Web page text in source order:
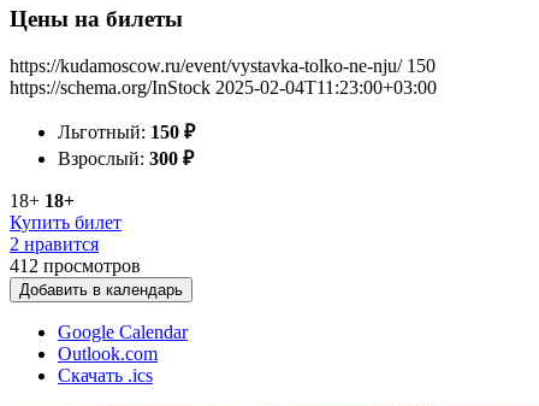
Цены на билеты
https://kudamoscow.ru/event/vystavka-tolko-ne-nju/ 150
https://schema.org/InStock 2025-02-04T11:23:00+03:00
Льготный: 150 ₽
Взрослый: 300 ₽
18+ 18+
Купить билет
2 нравится
412 просмотров
Добавить в календарь
Google Calendar
Outlook.com
Скачать .ics